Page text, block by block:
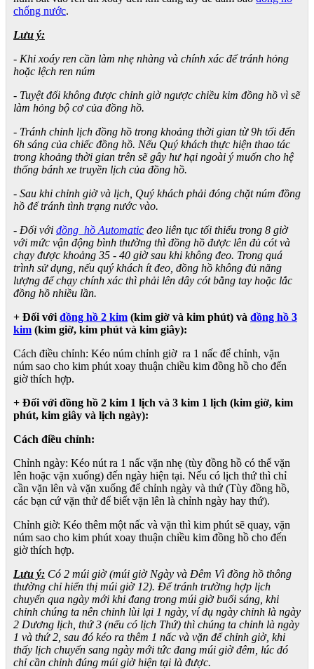
chống nước.
Lưu ý:
- Khi xoáy ren cần làm nhẹ nhàng và chính xác để tránh hỏng
hoặc lệch ren núm
- Tuyệt đối không được chỉnh giờ ngược chiều kim đồng hồ vì sẽ
làm hỏng bộ cơ của đồng hồ.
- Tránh chỉnh lịch đồng hồ trong khoảng thời gian từ 9h tối đến
6h sáng của chiếc đồng hồ. Nếu Quý khách thực hiện thao tác
trong khoảng thời gian trên sẽ gây hư hại ngoài ý muốn cho hệ
thống bánh xe truyền lịch của đồng hồ.
- Sau khi chỉnh giờ và lịch, Quý khách phải đóng chặt núm đồng
hồ để tránh tình trạng nước vào.
- Đối với đồng hồ Automatic đeo liên tục tối thiểu trong 8 giờ
với mức vận động bình thường thì đồng hồ được lên đủ cót và
chạy được khoảng 35 - 40 giờ sau khi không đeo. Trong quá
trình sử dụng, nếu quý khách ít đeo, đồng hồ không đủ năng
lượng để chạy chính xác thì phải lên dây cót bằng tay hoặc lắc
đồng hồ nhiều lần.
+ Đối với đồng hồ 2 kim (kim giờ và kim phút) và đồng hồ 3
kim (kim giờ, kim phút và kim giây):
Cách điều chỉnh: Kéo núm chỉnh giờ ra 1 nấc để chỉnh, vặn
núm sao cho kim phút xoay thuận chiều kim đồng hồ cho đến
giờ thích hợp.
+ Đối với đồng hồ 2 kim 1 lịch và 3 kim 1 lịch (kim giờ, kim
phút, kim giây và lịch ngày):
Cách điều chỉnh:
Chỉnh ngày: Kéo nút ra 1 nấc vặn nhẹ (tùy đồng hồ có thể vặn
lên hoặc vặn xuống) đến ngày hiện tại. Nếu có lịch thứ thì chỉ
cần vặn lên và vặn xuống để chỉnh ngày và thứ (Tùy đồng hồ,
các bạn cứ vặn thử để biết vặn lên là chỉnh ngày hay thứ).
Chỉnh giờ: Kéo thêm một nấc và vặn thì kim phút sẽ quay, vặn
núm sao cho kim phút xoay thuận chiều kim đồng hồ cho đến
giờ thích hợp.
Lưu ý: Có 2 múi giờ (múi giờ Ngày và Đêm Vì đồng hồ thông
thường chỉ hiển thị múi giờ 12). Để tránh trường hợp lịch
chuyển qua ngày mới khi đang trong múi giờ buổi sáng, khi
chỉnh chúng ta nên chỉnh lùi lại 1 ngày, ví dụ ngày chỉnh là ngày
2 Dương lịch, thứ 3 (nếu có lịch Thứ) thì chúng ta chỉnh là ngày
1 và thứ 2, sau đó kéo ra thêm 1 nấc và vặn để chỉnh giờ, khi
thấy lịch chuyển sang ngày mới tức đang múi giờ đêm, lúc đó
chỉ cần chỉnh đúng múi giờ hiện tại là được.